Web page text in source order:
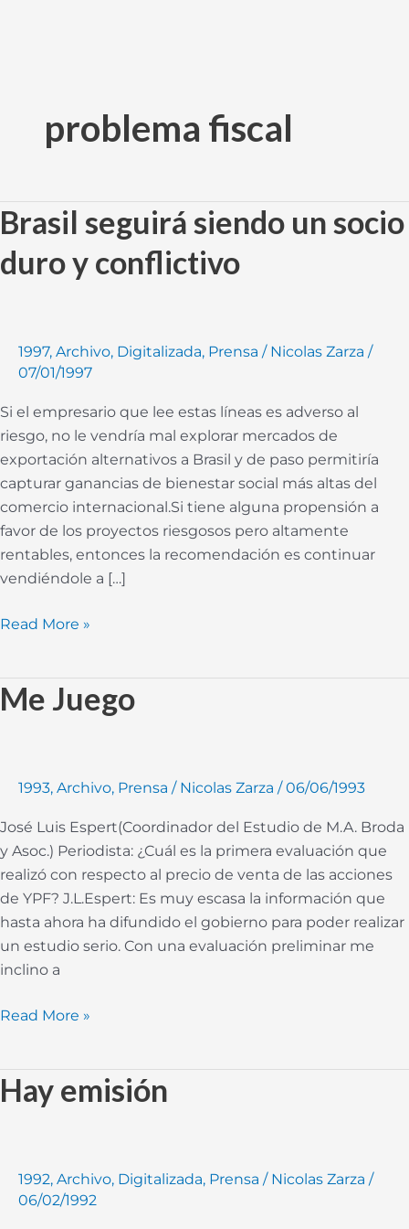
problema fiscal
Brasil seguirá siendo un socio
duro y conflictivo
1997, Archivo, Digitalizada, Prensa / Nicolas Zarza /
07/01/1997
Si el empresario que lee estas líneas es adverso al
riesgo, no le vendría mal explorar mercados de
exportación alternativos a Brasil y de paso permitiría
capturar ganancias de bienestar social más altas del
comercio internacional.Si tiene alguna propensión a
favor de los proyectos riesgosos pero altamente
rentables, entonces la recomendación es continuar
vendiéndole a […]
Brasil
seguirá
siendo
conflictivo
Read More »
Me Juego
1993, Archivo, Prensa / Nicolas Zarza /06/06/1993
José Luis Espert(Coordinador del Estudio de M.A. Broda
y Asoc.) Periodista: ¿Cuál es la primera evaluación que
realizó con respecto al precio de venta de las acciones
de YPF? J.L.Espert: Es muy escasa la información que
hasta ahora ha difundido el gobierno para poder realizar
un estudio serio. Con una evaluación preliminar me
inclino a
Me
Juego
Read More »
Hay emisión
1992, Archivo, Digitalizada, Prensa / Nicolas Zarza /
06/02/1992
Hay
emisión